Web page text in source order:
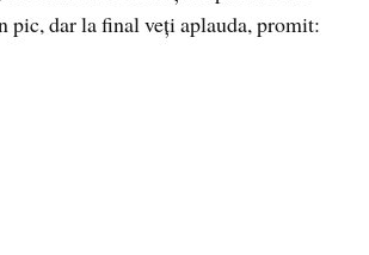
pic, dar la final veți aplauda, promit: